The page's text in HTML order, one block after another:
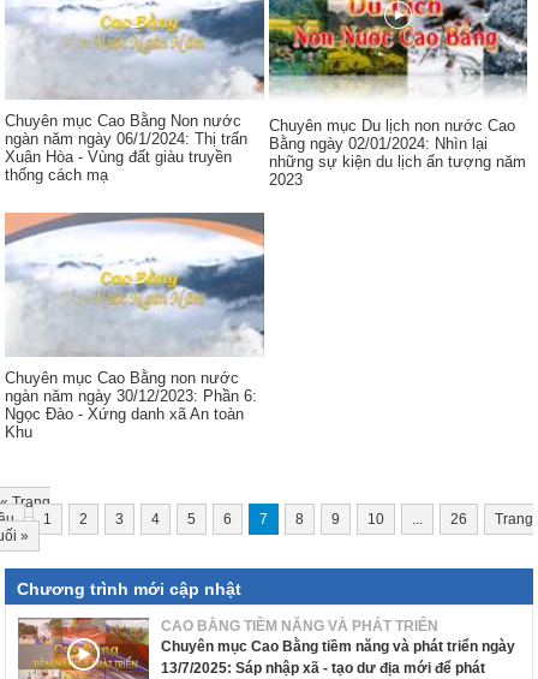
Chuyên mục Cao Bằng Non nước
ngàn năm ngày 06/1/2024: Thị trấn
Xuân Hòa - Vùng đất giàu truyền
thống cách mạ
Chuyên mục Du lịch non nước Cao
Bằng ngày 02/01/2024: Nhìn lại
những sự kiện du lịch ấn tượng năm
2023
Chuyên mục Cao Bằng non nước
ngàn năm ngày 30/12/2023: Phần 6:
Ngọc Đào - Xứng danh xã An toàn
Khu
«Trang
1 2 3 4 5 6 7 8 9 10 ... 26
Trang
»
Chương trình mới cập nhật
CAO BẰNG TIỀM NĂNG VÀ PHÁT TRIỂN
Chuyên mục Cao Bằng tiềm năng và phát triển ngày
13/7/2025: Sáp nhập xã - tạo dư địa mới để phát